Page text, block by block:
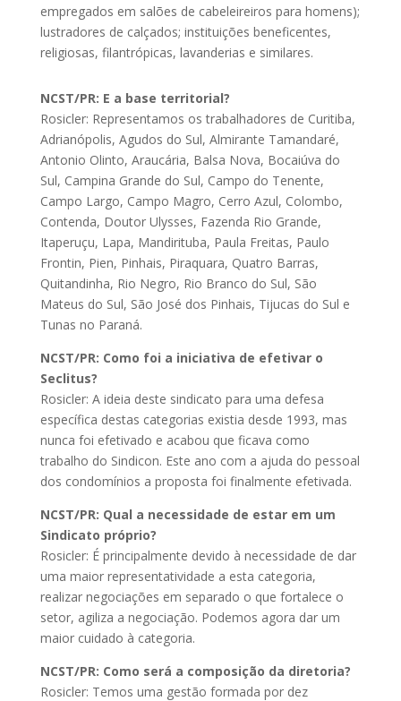
empregados em salões de cabeleireiros para homens);
lustradores de calçados; instituições beneficentes,
religiosas, filantrópicas, lavanderias e similares.
NCST/PR: E a base territorial?
Rosicler: Representamos os trabalhadores de Curitiba,
Adrianópolis, Agudos do Sul, Almirante Tamandaré,
Antonio Olinto, Araucária, Balsa Nova, Bocaiúva do
Sul, Campina Grande do Sul, Campo do Tenente,
Campo Largo, Campo Magro, Cerro Azul, Colombo,
Contenda, Doutor Ulysses, Fazenda Rio Grande,
Itaperuçu, Lapa, Mandirituba, Paula Freitas, Paulo
Frontin, Pien, Pinhais, Piraquara, Quatro Barras,
Quitandinha, Rio Negro, Rio Branco do Sul, São
Mateus do Sul, São José dos Pinhais, Tijucas do Sul e
Tunas no Paraná.
NCST/PR: Como foi a iniciativa de efetivar o
Seclitus?
Rosicler: A ideia deste sindicato para uma defesa
específica destas categorias existia desde 1993, mas
nunca foi efetivado e acabou que ficava como
trabalho do Sindicon. Este ano com a ajuda do pessoal
dos condomínios a proposta foi finalmente efetivada.
NCST/PR: Qual a necessidade de estar em um
Sindicato próprio?
Rosicler: É principalmente devido à necessidade de dar
uma maior representatividade a esta categoria,
realizar negociações em separado o que fortalece o
setor, agiliza a negociação. Podemos agora dar um
maior cuidado à categoria.
NCST/PR: Como será a composição da diretoria?
Rosicler: Temos uma gestão formada por dez